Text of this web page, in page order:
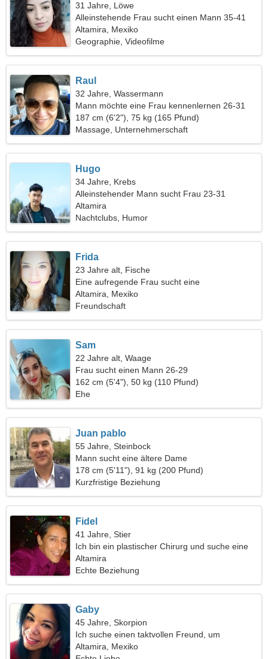
31 Jahre, Löwe
Alleinstehende Frau sucht einen Mann 35-41
Altamira, Mexiko
Geographie, Videofilme
Raul
32 Jahre, Wassermann
Mann möchte eine Frau kennenlernen 26-31
187 cm (6'2"), 75 kg (165 Pfund)
Massage, Unternehmerschaft
Hugo
34 Jahre, Krebs
Alleinstehender Mann sucht Frau 23-31
Altamira
Nachtclubs, Humor
Frida
23 Jahre alt, Fische
Eine aufregende Frau sucht eine
leidenschaftliche Beziehung
Altamira, Mexiko
Freundschaft
Sam
22 Jahre alt, Waage
Frau sucht einen Mann 26-29
162 cm (5'4"), 50 kg (110 Pfund)
Ehe
Juan pablo
55 Jahre, Steinbock
Mann sucht eine ältere Dame
178 cm (5'11"), 91 kg (200 Pfund)
Kurzfristige Beziehung
Fidel
41 Jahre, Stier
Ich bin ein plastischer Chirurg und suche eine
gesellige Frau
Altamira
Echte Beziehung
Gaby
45 Jahre, Skorpion
Ich suche einen taktvollen Freund, um
zusammen Ski zu fahren
Altamira, Mexiko